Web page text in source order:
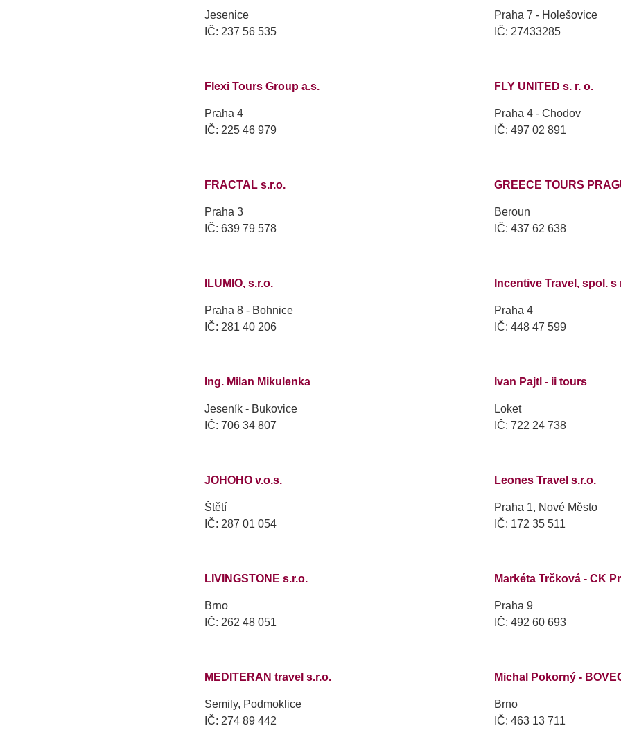
Jesenice
IČ: 237 56 535
Praha 7 - Holešovice
IČ: 27433285
Flexi Tours Group a.s.
Praha 4
IČ: 225 46 979
FLY UNITED s. r. o.
Praha 4 - Chodov
IČ: 497 02 891
FRACTAL s.r.o.
Praha 3
IČ: 639 79 578
GREECE TOURS
Beroun
IČ: 437 62 638
ILUMIO, s.r.o.
Praha 8 - Bohnice
IČ: 281 40 206
Incentive Travel, spol. s
Praha 4
IČ: 448 47 599
Ing. Milan Mikulenka
Jeseník - Bukovice
IČ: 706 34 807
Ivan Pajtl - ii tours
Loket
IČ: 722 24 738
JOHOHO v.o.s.
Štětí
IČ: 287 01 054
Leones Travel s.r.o.
Praha 1, Nové Město
IČ: 172 35 511
LIVINGSTONE s.r.o.
Brno
IČ: 262 48 051
Markéta Trčková - CK
Praha 9
IČ: 492 60 693
MEDITERAN travel s.r.o.
Semily, Podmoklice
IČ: 274 89 442
Michal Pokorný -
Brno
IČ: 463 13 711